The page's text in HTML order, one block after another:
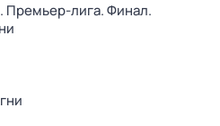
Премьер-лига. Финал.